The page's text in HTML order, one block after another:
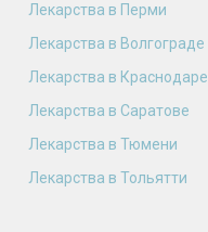
Лекарства в Перми
Лекарства в Волгограде
Лекарства в Краснодаре
Лекарства в Саратове
Лекарства в Тюмени
Лекарства в Тольятти